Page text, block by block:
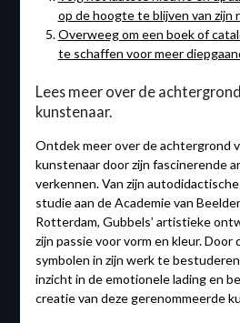
op de hoogte te blijven van zijn
Overweeg om een boek of
te schaffen voor meer
Lees meer over de
kunstenaar.
Ontdek meer over de achtergrond
kunstenaar door zijn fascinerende
verkennen. Van zijn
studie aan de Academie van
Rotterdam, Gubbels’ artistieke
zijn passie voor vorm en kleur. Door
symbolen in zijn werk te
inzicht in de emotionele lading en
creatie van deze gerenommeerde